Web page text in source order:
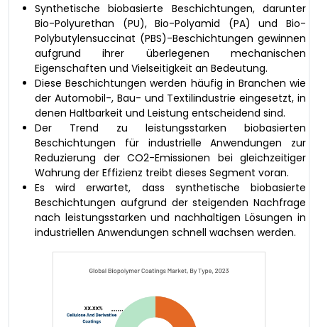
Synthetische biobasierte Beschichtungen, darunter
Bio-Polyurethan (PU), Bio-Polyamid (PA) und Bio-
Polybutylensuccinat (PBS)-Beschichtungen gewinnen
aufgrund ihrer überlegenen mechanischen
Eigenschaften und Vielseitigkeit an Bedeutung.
Diese Beschichtungen werden häufig in Branchen wie
der Automobil-, Bau- und Textilindustrie eingesetzt, in
denen Haltbarkeit und Leistung entscheidend sind.
Der Trend zu leistungsstarken biobasierten
Beschichtungen für industrielle Anwendungen zur
Reduzierung der CO2-Emissionen bei gleichzeitiger
Wahrung der Effizienz treibt dieses Segment voran.
Es wird erwartet, dass synthetische biobasierte
Beschichtungen aufgrund der steigenden Nachfrage
nach leistungsstarken und nachhaltigen Lösungen in
industriellen Anwendungen schnell wachsen werden.